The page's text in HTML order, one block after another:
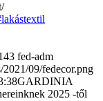
fed-adm
09/fedecor.png
GARDINIA
2025 -től